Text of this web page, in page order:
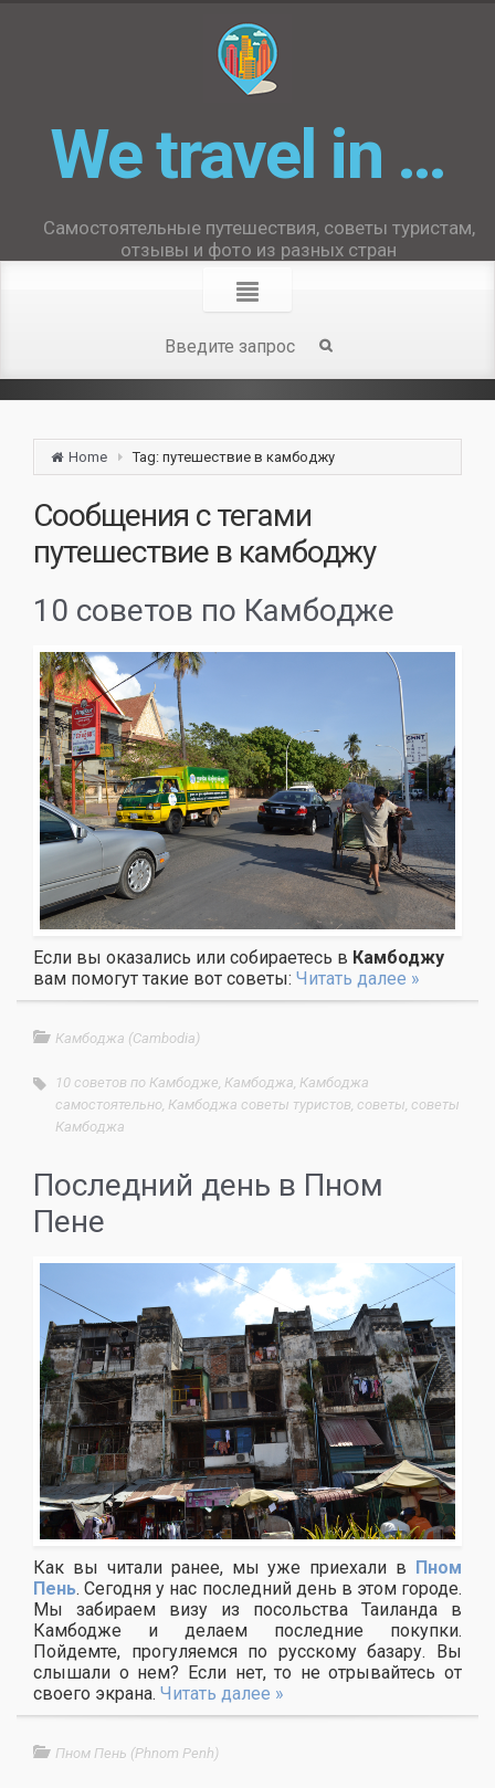
We travel in …
Самостоятельные путешествия, советы туристам,
отзывы и фото из разных стран
Home Tag: путешествие в камбоджу
Сообщения с тегами
путешествие в камбоджу
10 советов по Камбодже
Если вы оказались или собираетесь в Камбоджу
вам помогут такие вот советы: Читать далее »
Камбоджа (Cambodia)
10 советов по Камбодже Камбоджа Камбоджа
самостоятельно Камбоджа советы туристов советы советы
Камбоджа
Последний день в Пном
Пене
Как вы читали ранее, мы уже приехали в
Пном
Пень. Сегодня у нас последний день в этом городе.
Мы забираем визу из посольства Таиланда в
Камбодже и делаем последние покупки.
Пойдемте, прогуляемся по русскому базару. Вы
слышали о нем? Если нет, то не отрывайтесь от
своего экрана. Читать далее »
Пном Пень (Phnom Penh)